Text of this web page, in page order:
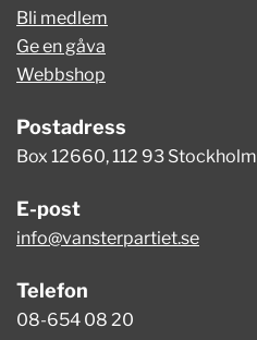
Bli medlem
Ge en gåva
Webbshop
Postadress
Box 12660, 112 93 Stockholm
E-post
info@vansterpartiet.se
Telefon
08-654 08 20